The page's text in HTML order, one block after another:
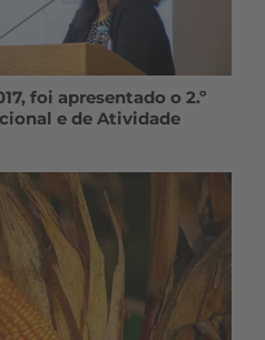
foi apresentado o 2.º
e de Atividade